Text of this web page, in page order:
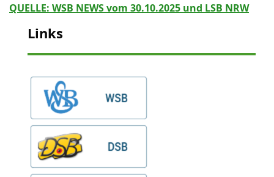
QUELLE: WSB NEWS vom 30.10.2025 und LSB NRW
Links